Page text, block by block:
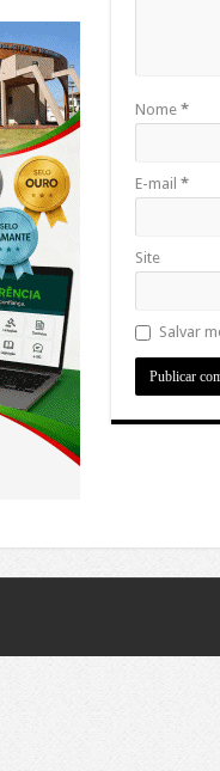
Nome *
E-mail *
Site
Salvar